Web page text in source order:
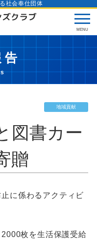
社会奉仕団体
告
地域貢献
図書カー
贈
に係わるアクティビ
枚を生活保護受給